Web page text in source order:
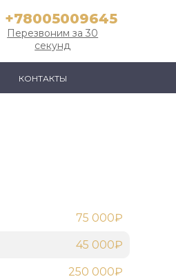
+78005009645
Перезвоним за 30
секунд
КОНТАКТЫ
75 000₽
45 000₽
250 000₽